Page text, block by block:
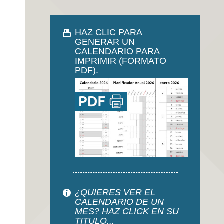
HAZ CLIC PARA
GENERAR UN
CALENDARIO PARA
IMPRIMIR (FORMATO
PDF).
¿QUIERES VER EL
CALENDARIO DE UN
MES? HAZ CLICK EN SU
TITULO...